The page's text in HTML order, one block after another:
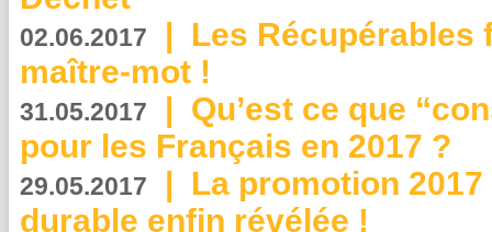
02.06.2017 | Les Récupérables
maître-mot !
31.05.2017 | Qu’est ce que
pour les Français en 2017 ?
29.05.2017 | La promotion
durable enfin révélée !